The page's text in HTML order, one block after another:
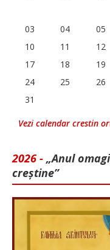
03
04 05
10
11 12
17
18 19
24
25 26
31
Vezi calendar crestin
2026 - „Anul
creștine”